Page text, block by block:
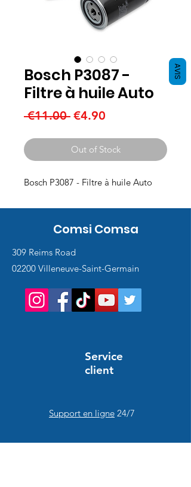
Bosch P3087 -
Filtre à huile Auto
€11.00 Regular
€4.90
Out of Stock
Bosch P3087 - Filtre à huile Auto
Comsi Comsa
309 Reims Road
02200 Villeneuve-Saint-Germain
Service
client
Support en ligne 24/7
AVIS